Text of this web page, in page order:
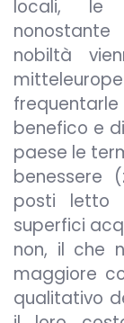
locali, le
nobiltà
benefico e
paese le
benessere
posti letto
superfici
non, il che
maggiore
qualitativo